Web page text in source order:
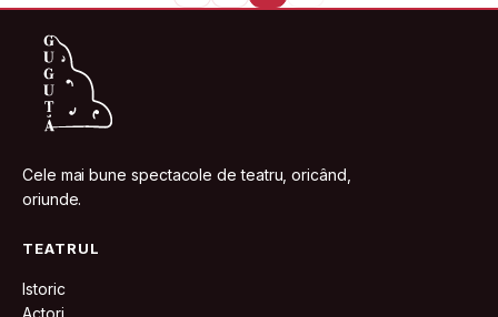
Cele mai bune spectacole de teatru, oricând,
oriunde.
TEATRUL
Istoric
Actori